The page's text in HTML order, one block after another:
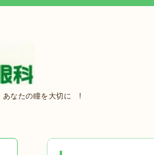
あなたの瞳を大切に !